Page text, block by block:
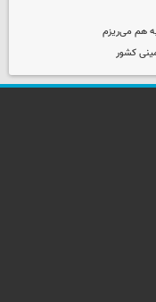
هم می‌ریزم